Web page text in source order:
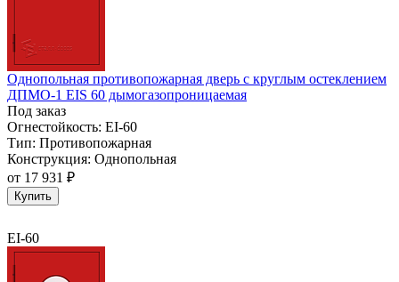
Однопольная противопожарная дверь с круглым остеклением
ДПМО-1 EIS 60 дымогазопроницаемая
Под заказ
Огнестойкость: EI-60
Тип: Противопожарная
Конструкция: Однопольная
от 17 931 ₽
Купить
EI-60